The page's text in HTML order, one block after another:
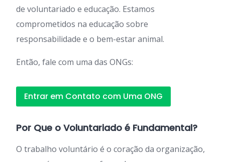
de voluntariado e educação. Estamos
comprometidos na educação sobre
responsabilidade e o bem-estar animal.
Então, fale com uma das ONGs:
Entrar em Contato com Uma ONG
Por Que o Voluntariado é Fundamental?
O trabalho voluntário é o coração da organização,